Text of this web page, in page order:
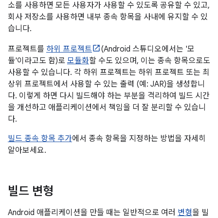
소를 사용하면 모든 사용자가 사용할 수 있도록 공유할 수 있고,
회사 저장소를 사용하면 내부 종속 항목을 사내에 유지할 수 있
습니다.
프로젝트를 하위 프로젝트
(Android 스튜디오에서는 '모
듈'이라고도 함)로 모듈화할 수도 있으며, 이는 종속 항목으로도
사용할 수 있습니다. 각 하위 프로젝트는 하위 프로젝트 또는 최
상위 프로젝트에서 사용할 수 있는 출력 (예: JAR)을 생성합니
다. 이렇게 하면 다시 빌드해야 하는 부분을 격리하여 빌드 시간
을 개선하고 애플리케이션에서 책임을 더 잘 분리할 수 있습니
다.
빌드 종속 항목 추가에서 종속 항목을 지정하는 방법을 자세히
알아보세요.
빌드 변형
Android 애플리케이션을 만들 때는 일반적으로 여러 변형을 빌